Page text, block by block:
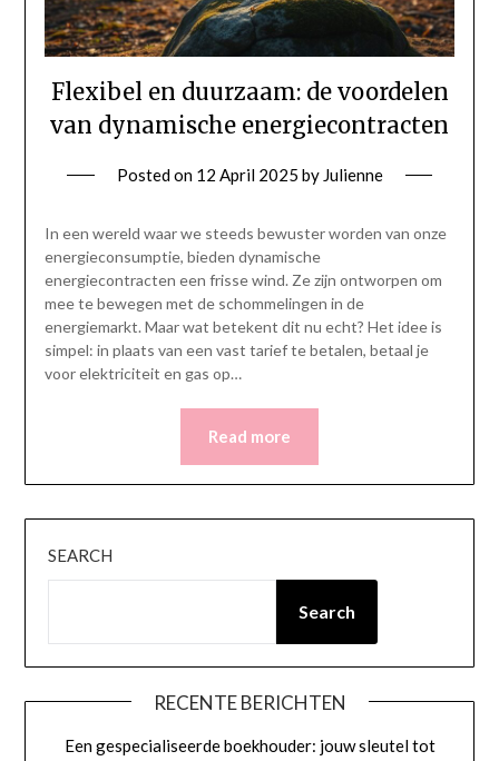
Flexibel en duurzaam: de voordelen
van dynamische energiecontracten
Posted on 12 April 2025 by Julienne
In een wereld waar we steeds bewuster worden van onze
energieconsumptie, bieden dynamische
energiecontracten een frisse wind. Ze zijn ontworpen om
mee te bewegen met de schommelingen in de
energiemarkt. Maar wat betekent dit nu echt? Het idee is
simpel: in plaats van een vast tarief te betalen, betaal je
voor elektriciteit en gas op…
Read more
SEARCH
Search
RECENTE BERICHTEN
Een gespecialiseerde boekhouder: jouw sleutel tot